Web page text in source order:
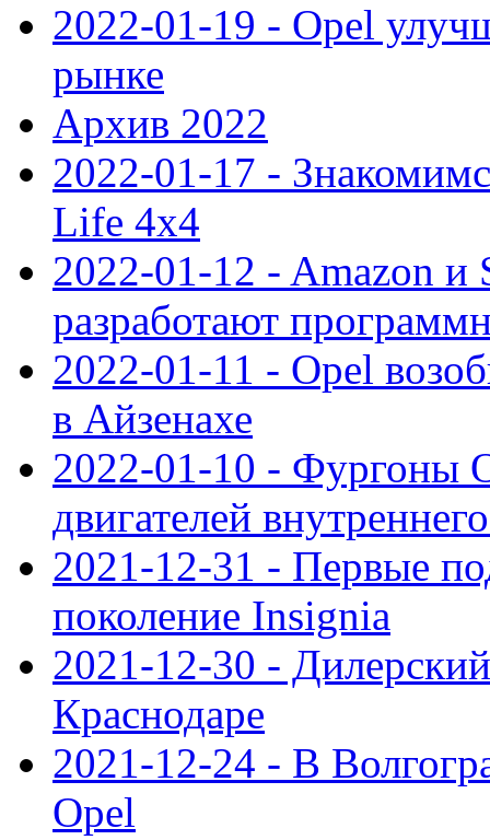
2022-01-19 - Opel
рынке
Архив 2022
2022-01-17 -
Life 4x4
2022-01-12 - Amazon и
разработают
2022-01-11 - Opel
в Айзенахе
2022-01-10 - Фургоны
двигателей
2021-12-31 - Первые
поколение Insignia
2021-12-30 -
Краснодаре
2021-12-24 - В
Opel